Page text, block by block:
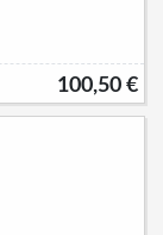
100,50 €